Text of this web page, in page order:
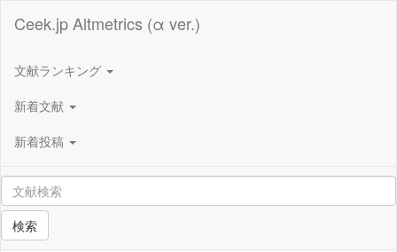
Ceek.jp Altmetrics (α ver.)
文献ランキング
新着文献
新着投稿
検索